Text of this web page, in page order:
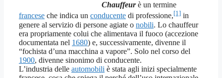
Chauffeurè un termine
francese che indica un conducente di professione,[1] in
genere al servizio di persone agiate o nobili. Lo chauffeur
era propriamente colui che alimentava il fuoco (accezione
documentata nel 1680) e, successivamente, divenne il
“fochista d’una macchina a vapore”. Solo nel corso del
1900, divenne sinonimo di conducente.
L’industria delle automobili è stata agli inizi specialmente